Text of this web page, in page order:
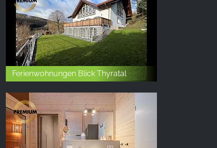
Ferienwohnungen Blick Thyratal